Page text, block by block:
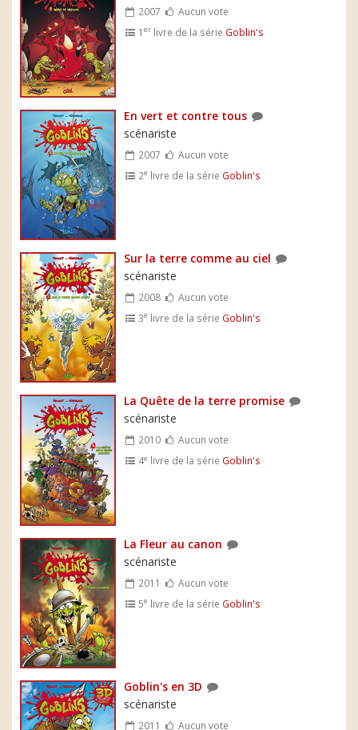
2007
Aucun vote
1er livre de la série Goblin's
En vert et contre tous
scénariste
2007
Aucun vote
2e livre de la série Goblin's
Sur la terre comme au ciel
scénariste
2008
Aucun vote
3e livre de la série Goblin's
La Quête de la terre promise
scénariste
2010
Aucun vote
4e livre de la série Goblin's
La Fleur au canon
scénariste
2011
Aucun vote
5e livre de la série Goblin's
Goblin's en 3D
scénariste
2011 Aucun vote